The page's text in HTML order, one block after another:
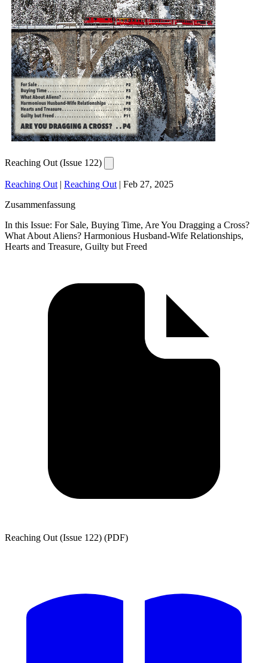
Reaching Out (Issue 122)
Reaching Out | Reaching Out | Feb 27, 2025
Zusammenfassung
In this Issue: For Sale, Buying Time, Are You Dragging a Cross?
What About Aliens? Harmonious Husband-Wife Relationships,
Hearts and Treasure, Guilty but Freed
Reaching Out (Issue 122) (PDF)